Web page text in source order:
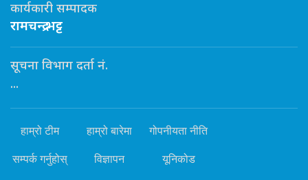
कार्यकारी सम्पादक
रामचन्द्र भट्ट
सूचना विभाग दर्ता नं.
...
हाम्रो टीम हाम्रो बारेमा गोपनीयता नीति
सम्पर्क गर्नुहोस् विज्ञापन यूनिकोड